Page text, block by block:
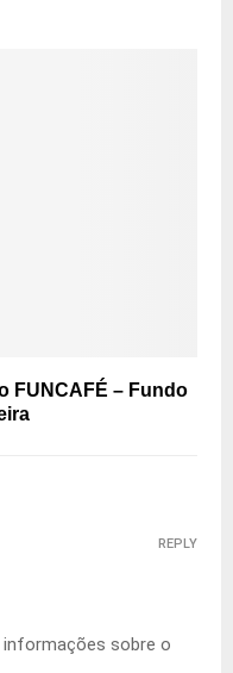
FUNCAFÉ – Fundo
sobre o
REPLY